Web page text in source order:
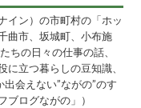
イン）の市町村の「ホッ
曲市、坂城町、小布施
ちの日々の仕事の話、
に立つ暮らしの豆知識、
会えない”ながの”のす
ログながの」）